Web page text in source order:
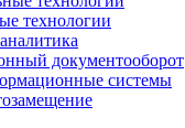
технологии
документооборот
системы